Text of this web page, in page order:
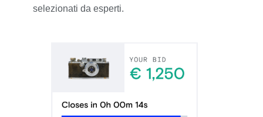
selezionati da esperti.